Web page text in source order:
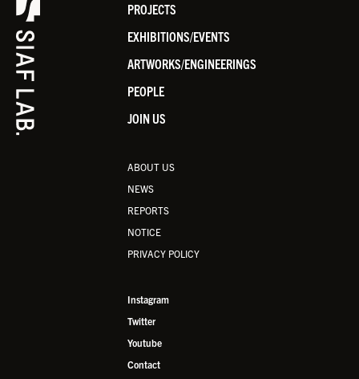
PROJECTS
EXHIBITIONS/EVENTS
ARTWORKS/ENGINEERINGS
PEOPLE
JOIN US
ABOUT US
NEWS
REPORTS
NOTICE
PRIVACY POLICY
Instagram
Twitter
Youtube
Contact